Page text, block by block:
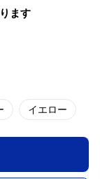
ます
イエロー